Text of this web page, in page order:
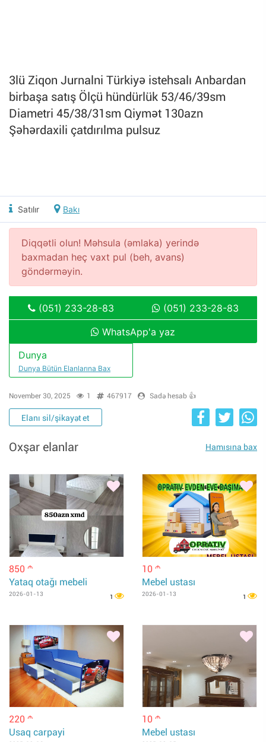
3lü Ziqon Jurnalni Türkiyə istehsalı Anbardan
birbaşa satış Ölçü hündürlük 53/46/39sm
Diametri 45/38/31sm Qiymət 130azn
Şəhərdaxili çatdırılma pulsuz
Satılır Bakı
Diqqətli olun! Məhsula (əmlaka) yerində
baxmadan heç vaxt pul (beh, avans)
göndərməyin.
(051) 233-28-83
(051) 233-28-83
WhatsApp'a yaz
Dunya
Dunya Bütün Elanlarına Bax
November 30, 2025 1 467917 Sadə hesab 👍
Elanı sil/şikayət et
Oxşar elanlar Hamısına bax
850 m
Yataq otağı mebeli
2026-01-13 1
10 m
Mebel ustası
2026-01-13 1
220 m
Usaq carpayi
10 m
Mebel ustası